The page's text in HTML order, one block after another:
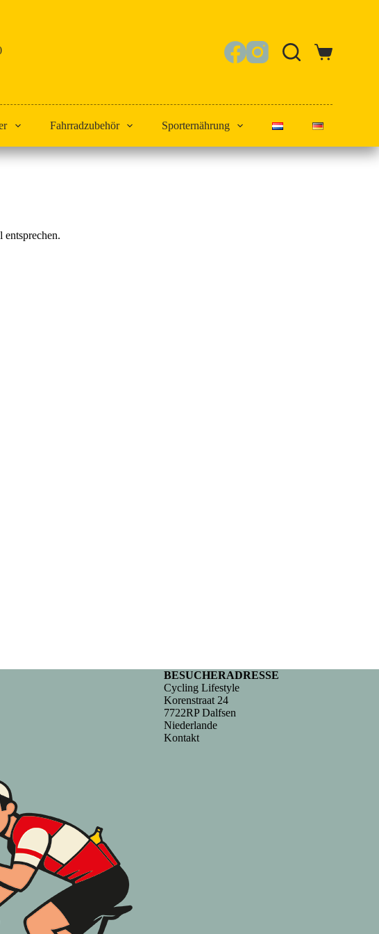
Warenkorb
Fahrradzubehör Sporternährung
BESUCHERADRESSE
Cycling Lifestyle
Korenstraat 24
7722RP Dalfsen
Niederlande
Kontakt